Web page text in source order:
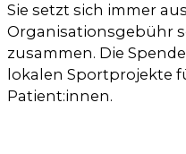
Sie setzt sich immer
Organisationsgebühr
zusammen. Die
lokalen Sportprojekte
Patient:innen.